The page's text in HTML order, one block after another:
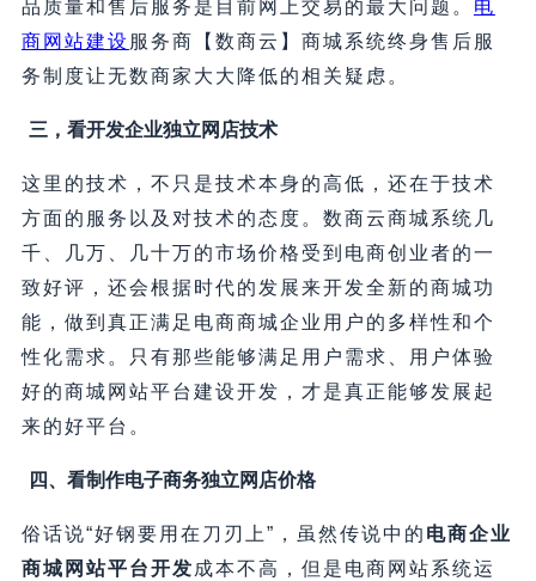
品质量和售后服务是目前网上交易的最大问题。 电
商网站建设 服务商【数商云】商城系统终身售后服
务制度让无数商家大大降低的相关疑虑。
三，看开发企业独立网店技术
这里的技术，不只是技术本身的高低，还在于技术
方面的服务以及对技术的态度。数商云商城系统几
千、几万、几十万的市场价格受到电商创业者的一
致好评，还会根据时代的发展来开发全新的商城功
能，做到真正满足电商商城企业用户的多样性和个
性化需求。只有那些能够满足用户需求、用户体验
好的商城网站平台建设开发，才是真正能够发展起
来的好平台。
四、看制作电子商务独立网店价格
俗话说“好钢要用在刀刃上”，虽然传说中的 电商企业
商城网站平台开发 成本不高，但是电商网站系统运